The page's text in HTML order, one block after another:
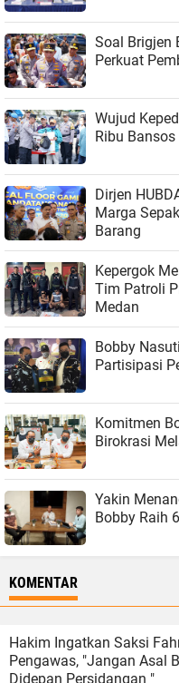
Soal Brigjen
Perkuat
Wujud
Ribu
Dirjen
Marga
Barang
Kepergok
Tim Patroli
Medan
Bobby
Partisipasi
Komitmen
Birokrasi
Yakin
Bobby Raih
KOMENTAR
Hakim Ingatkan Saksi
Pengawas, "Jangan Asal
Didepan Persidangan "